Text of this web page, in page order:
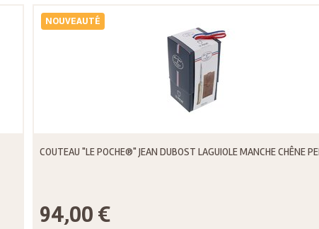
NOUVEAUTÉ
COUTEAU "LE POCHE®" JEAN DUBOST LAGUIOLE MANCHE CHÊNE
94,00 €